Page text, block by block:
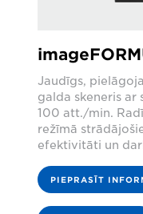
Jaudīgs,
galda skeneris ar
100 att./min.
režīmā
efektivitāti un
PIEPRASĪT